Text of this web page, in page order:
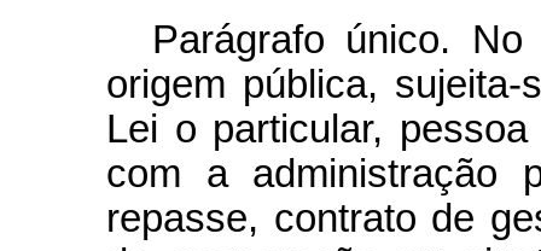
Parágrafo único.
origem pública,
Lei o particular,
com a administração
repasse, contrato de